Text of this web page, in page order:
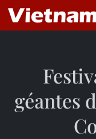
géantes